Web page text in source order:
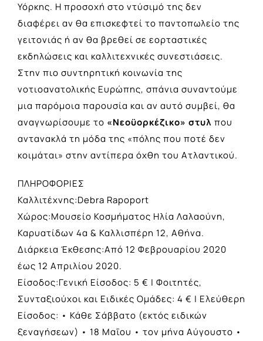
Υόρκης. Η προσοχή στο ντύσιμό της δεν
διαφέρει αν θα επισκεφτεί το παντοπωλείο της
γειτονιάς ή αν θα βρεθεί σε εορταστικές
εκδηλώσεις και καλλιτεχνικές συνεστιάσεις.
Στην πιο συντηρητική κοινωνία της
νοτιοανατολικής Ευρώπης, σπάνια συναντούμε
μια παρόμοια παρουσία και αν αυτό συμβεί, θα
αναγνωρίσουμε το «Νεοϋορκέζικο» στυλ που
αντανακλά τη μόδα της «πόλης που ποτέ δεν
κοιμάται» στην αντίπερα όχθη του Ατλαντικού.
ΠΛΗΡΟΦΟΡΙΕΣ
Καλλιτέχνης:Debra Rapoport
Χώρος:Μουσείο Κοσμήματος Ηλία Λαλαούνη,
Καρυατίδων 4α & Καλλισπέρη 12, Αθήνα.
Διάρκεια Έκθεσης:Από 12 Φεβρουαρίου 2020
έως 12 Απριλίου 2020.
Είσοδος:Γενική Είσοδος: 5 € | Φοιτητές,
Συνταξιούχοι και Ειδικές Ομάδες: 4 € | Ελεύθερη
Είσοδος: • Κάθε Σάββατο (εκτός ειδικών
ξεναγήσεων) • 18 Μαΐου • τον μήνα Αύγουστο •